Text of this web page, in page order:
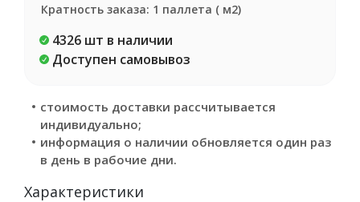
Кратность заказа: 1 паллета ( м2)
4326 шт в наличии
Доступен самовывоз
стоимость доставки рассчитывается
индивидуально;
информация о наличии обновляется один раз
в день в рабочие дни.
Характеристики